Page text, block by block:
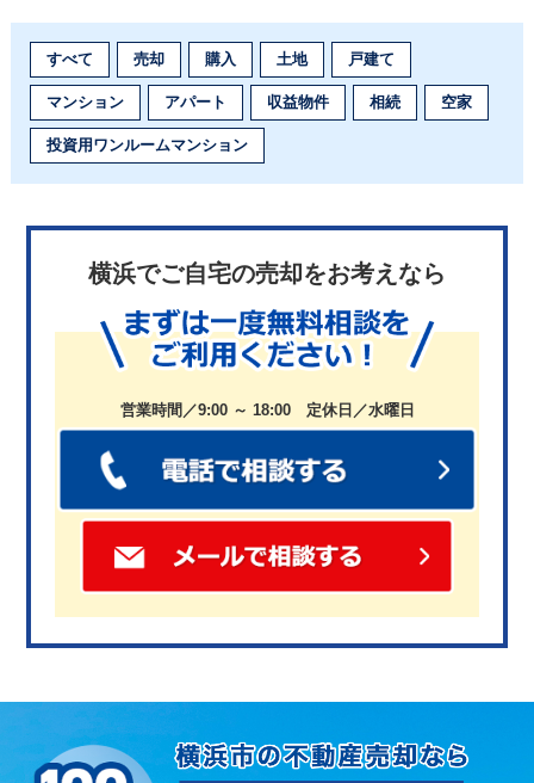
すべて 売却 購入 土地 戸建て
マンション アパート 収益物件 相続 空家
投資用ワンルームマンション
横浜でご自宅の売却をお考えなら
営業時間／9:00 ～ 18:00 定休日／水曜日